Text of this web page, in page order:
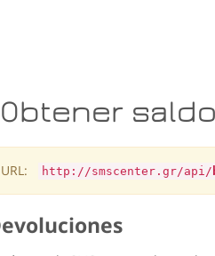
Obtener saldo
URL: http://smscenter.gr/api/